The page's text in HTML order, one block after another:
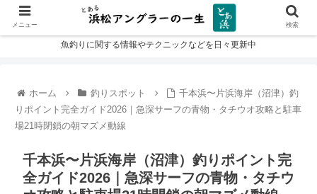
魚釣りに関する情報やテクニックなどを日々更新中
ホーム 釣りスポット
千本浜〜片浜海岸（沼津）釣
りポイント完全ガイド2026｜急深サーフの青物・タチウオ攻略と駐車
場21時閉鎖の朝マズメ動線
千本浜〜片浜海岸（沼津）釣りポイント完
全ガイド2026｜急深サーフの青物・タチウ
メニュー 検索